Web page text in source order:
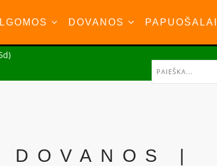
DOVANOS PAPUOŠALAI
DOVANOS |